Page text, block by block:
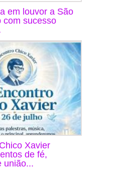
em louvor a São
com sucesso
Xavier
de fé,
união...